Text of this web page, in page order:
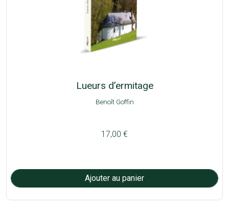
Lueurs d’ermitage
Benoît Goffin
17,00 €